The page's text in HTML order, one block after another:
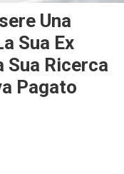
Una
Sua Ex
Sua Ricerca
Pagato